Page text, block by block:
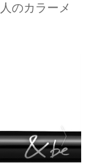
のカラーメ